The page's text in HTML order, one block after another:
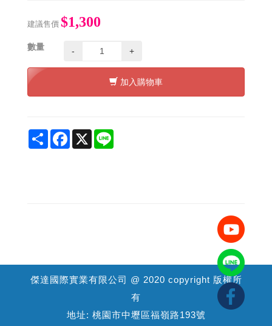
建議售價 $1,300
數量 - +
加入購物車
Share Facebook
X
傑達國際實業有限公司 @ 2020 copyright 版權所
有
地址: 桃園市中壢區福嶺路193號